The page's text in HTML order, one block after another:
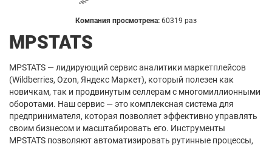
Компания просмотрена: 60319 раз
MPSTATS
MPSTATS — лидирующий сервис аналитики маркетплейсов
(Wildberries, Ozon, Яндекс Маркет), который полезен как
новичкам, так и продвинутым селлерам с многомиллионными
оборотами. Наш сервис — это комплексная система для
предпринимателя, которая позволяет эффективно управлять
своим бизнесом и масштабировать его. Инструменты
MPSTATS позволяют автоматизировать рутинные процессы,